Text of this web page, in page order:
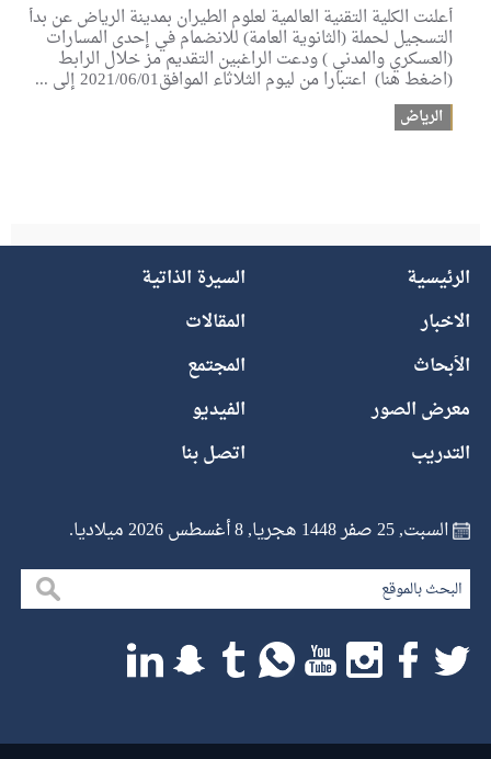
أعلنت الكلية التقنية العالمية لعلوم الطيران بمدينة الرياض عن بدأ
التسجيل لحملة (الثانوية العامة) للانضمام في إحدى المسارات
(العسكري والمدني ) ودعت الراغبين التقديم مز خلال الرابط
(اضغط هنا) اعتبارا من ليوم الثلاثاء الموافق2021/06/01 إلى ...
الرياض
الرئيسية
السيرة الذاتية
الاخبار
المقالات
الأبحاث
المجتمع
معرض الصور
الفيديو
التدريب
اتصل بنا
السبت, 25 صفر 1448 هجريا, 8 أغسطس 2026 ميلاديا.